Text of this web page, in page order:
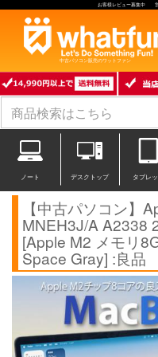
お客様レビュー募集中
中古パソコン販売のワットファン
ノート デスクトップ タブレ
【中古パソコン】
MNEH3J/A A2338
[Apple M2 メモリ
Space Gray] :良品